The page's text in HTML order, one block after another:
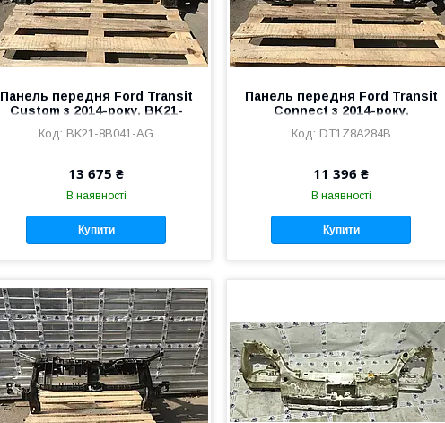
Панель передня Ford Transit
Custom з 2014-року, BK21-
BK21-8B041-AG
13 675 ₴
В наявності
Купити
Панель передня Ford Transit
Connect з 2014-року,
DT1Z8A284B
11 396 ₴
В наявності
Купити